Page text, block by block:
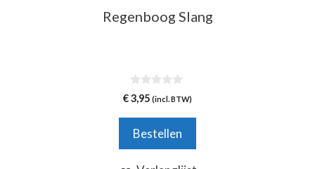
Regenboog Slang
0
v
5
€3,95 (incl. BTW)
Bestellen